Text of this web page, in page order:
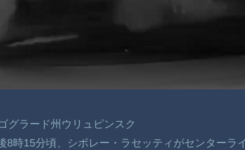
グラード州ウリュピンスク
8時15分頃、シボレー・ラセッティがセンターラ